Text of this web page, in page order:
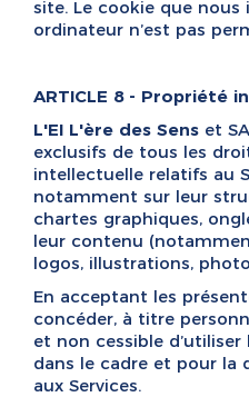
site. Le cookie que
ordinateur n’est pas
ARTICLE 8 - Propriété
L'EI L'ère des Sens et
exclusifs de tous les
intellectuelle relatifs au
notamment sur leur
chartes graphiques,
leur contenu
logos, illustrations,
En acceptant les
concéder, à titre
et non cessible d’utiliser
dans le cadre et pour la
aux Services.